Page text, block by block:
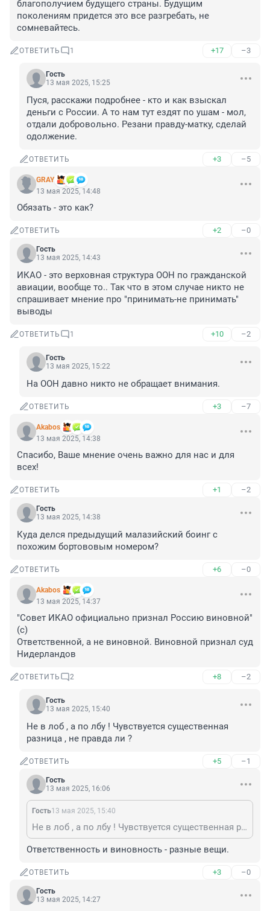
благополучием будущего страны. Будущим
поколениям придется это все разгребать, не
сомневайтесь.
ОТВЕТИТЬ 1 +17 –3
Гость
13 мая 2025, 15:25
Пуся, расскажи подробнее - кто и как взыскал
деньги с России. А то нам тут ездят по ушам - мол,
отдали добровольно. Резани правду-матку, сделай
одолжение.
ОТВЕТИТЬ +3 –5
GRAY
13 мая 2025, 14:48
Обязать - это как?
ОТВЕТИТЬ +2 –0
Гость
13 мая 2025, 14:43
ИКАО - это верховная структура ООН по гражданской
авиации, вообще то.. Так что в этом случае никто не
спрашивает мнение про "принимать-не принимать"
выводы
ОТВЕТИТЬ 1 +10 –2
Гость
13 мая 2025, 15:22
На ООН давно никто не обращает внимания.
ОТВЕТИТЬ +3 –7
Akabos
13 мая 2025, 14:38
Спасибо, Ваше мнение очень важно для нас и для
всех!
ОТВЕТИТЬ +1 –2
Гость
13 мая 2025, 14:38
Куда делся предыдущий малазийский боинг с
похожим бортововым номером?
ОТВЕТИТЬ +6 –0
Akabos
13 мая 2025, 14:37
"Совет ИКАО официально признал Россию виновной"
(с)
Ответственной, а не виновной. Виновной признал суд
Нидерландов
ОТВЕТИТЬ 2 +8 –2
Гость
13 мая 2025, 15:40
Не в лоб , а по лбу ! Чувствуется существенная
разница , не правда ли ?
ОТВЕТИТЬ +5 –1
Гость
13 мая 2025, 16:06
Гость13 мая 2025, 15:40
Не в лоб , а по лбу ! Чувствуется существенная разница , не правда ли ?
Ответственность и виновность - разные вещи.
ОТВЕТИТЬ +3 –0
Гость
13 мая 2025, 14:27